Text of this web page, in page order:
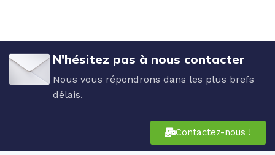
N'hésitez pas à nous contacter
Nous vous répondrons dans les plus brefs
délais.
Contactez-nous !